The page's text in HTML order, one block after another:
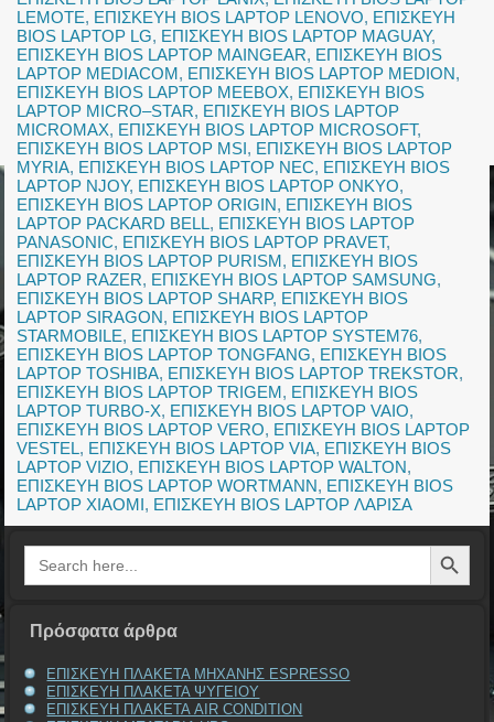
LEMOTE, ΕΠΙΣΚΕΥΗ BIOS LAPTOP LENOVO, ΕΠΙΣΚΕΥΗ
BIOS LAPTOP LG, ΕΠΙΣΚΕΥΗ BIOS LAPTOP MAGUAY,
ΕΠΙΣΚΕΥΗ BIOS LAPTOP MAINGEAR, ΕΠΙΣΚΕΥΗ BIOS
LAPTOP MEDIACOM, ΕΠΙΣΚΕΥΗ BIOS LAPTOP MEDION,
ΕΠΙΣΚΕΥΗ BIOS LAPTOP MEEBOX, ΕΠΙΣΚΕΥΗ BIOS
LAPTOP MICRO–STAR, ΕΠΙΣΚΕΥΗ BIOS LAPTOP
MICROMAX, ΕΠΙΣΚΕΥΗ BIOS LAPTOP MICROSOFT,
ΕΠΙΣΚΕΥΗ BIOS LAPTOP MSI, ΕΠΙΣΚΕΥΗ BIOS LAPTOP
MYRIA, ΕΠΙΣΚΕΥΗ BIOS LAPTOP NEC, ΕΠΙΣΚΕΥΗ BIOS
LAPTOP NJOY, ΕΠΙΣΚΕΥΗ BIOS LAPTOP ONKYO,
ΕΠΙΣΚΕΥΗ BIOS LAPTOP ORIGIN, ΕΠΙΣΚΕΥΗ BIOS
LAPTOP PACKARD BELL, ΕΠΙΣΚΕΥΗ BIOS LAPTOP
PANASONIC, ΕΠΙΣΚΕΥΗ BIOS LAPTOP PRAVET,
ΕΠΙΣΚΕΥΗ BIOS LAPTOP PURISM, ΕΠΙΣΚΕΥΗ BIOS
LAPTOP RAZER, ΕΠΙΣΚΕΥΗ BIOS LAPTOP SAMSUNG,
ΕΠΙΣΚΕΥΗ BIOS LAPTOP SHARP, ΕΠΙΣΚΕΥΗ BIOS
LAPTOP SIRAGON, ΕΠΙΣΚΕΥΗ BIOS LAPTOP
STARMOBILE, ΕΠΙΣΚΕΥΗ BIOS LAPTOP SYSTEM76,
ΕΠΙΣΚΕΥΗ BIOS LAPTOP TONGFANG, ΕΠΙΣΚΕΥΗ BIOS
LAPTOP TOSHIBA, ΕΠΙΣΚΕΥΗ BIOS LAPTOP TREKSTOR,
ΕΠΙΣΚΕΥΗ BIOS LAPTOP TRIGEM, ΕΠΙΣΚΕΥΗ BIOS
LAPTOP TURBO-X, ΕΠΙΣΚΕΥΗ BIOS LAPTOP VAIO,
ΕΠΙΣΚΕΥΗ BIOS LAPTOP VERO, ΕΠΙΣΚΕΥΗ BIOS LAPTOP
VESTEL, ΕΠΙΣΚΕΥΗ BIOS LAPTOP VIA, ΕΠΙΣΚΕΥΗ BIOS
LAPTOP VIZIO, ΕΠΙΣΚΕΥΗ BIOS LAPTOP WALTON,
ΕΠΙΣΚΕΥΗ BIOS LAPTOP WORTMANN, ΕΠΙΣΚΕΥΗ BIOS
LAPTOP XIAOMI, ΕΠΙΣΚΕΥΗ BIOS LAPTOP ΛΑΡΙΣΑ
Search
for:
Search Button
Πρόσφατα άρθρα
ΕΠΙΣΚΕΥΗ ΠΛΑΚΕΤΑ ΜΗΧΑΝΗΣ ESPRESSO
ΕΠΙΣΚΕΥΗ ΠΛΑΚΕΤΑ ΨΥΓΕΙΟΥ
ΕΠΙΣΚΕΥΗ ΠΛΑΚΕΤΑ AIR CONDITION